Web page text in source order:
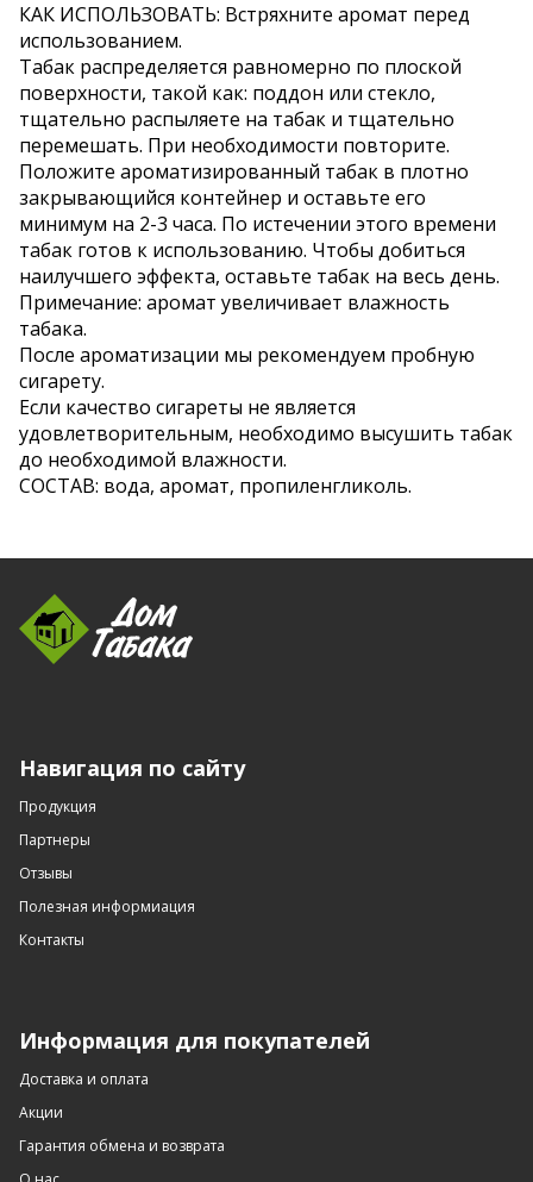
КАК ИСПОЛЬЗОВАТЬ: Встряхните аромат перед
использованием.
Табак распределяется равномерно по плоской
поверхности, такой как: поддон или стекло,
тщательно распыляете на табак и тщательно
перемешать. При необходимости повторите.
Положите ароматизированный табак в плотно
закрывающийся контейнер и оставьте его
минимум на 2-3 часа. По истечении этого времени
табак готов к использованию. Чтобы добиться
наилучшего эффекта, оставьте табак на весь день.
Примечание: аромат увеличивает влажность
табака.
После ароматизации мы рекомендуем пробную
сигарету.
Если качество сигареты не является
удовлетворительным, необходимо высушить табак
до необходимой влажности.
СОСТАВ: вода, аромат, пропиленгликоль.
Навигация по сайту
Продукция
Партнеры
Отзывы
Полезная информиация
Контакты
Информация для покупателей
Доставка и оплата
Акции
Гарантия обмена и возврата